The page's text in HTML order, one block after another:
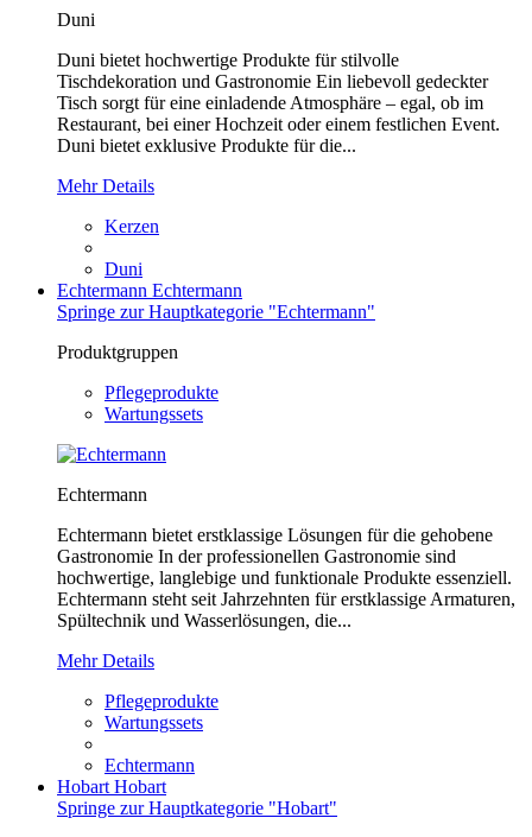
Duni
Duni bietet hochwertige Produkte für stilvolle
Tischdekoration und Gastronomie Ein liebevoll gedeckter
Tisch sorgt für eine einladende Atmosphäre – egal, ob im
Restaurant, bei einer Hochzeit oder einem festlichen Event.
Duni bietet exklusive Produkte für die...
Mehr Details
Kerzen
Duni
Echtermann Echtermann
Springe zur Hauptkategorie "Echtermann"
Produktgruppen
Pflegeprodukte
Wartungssets
Echtermann
Echtermann bietet erstklassige Lösungen für die gehobene
Gastronomie In der professionellen Gastronomie sind
hochwertige, langlebige und funktionale Produkte essenziell.
Echtermann steht seit Jahrzehnten für erstklassige Armaturen,
Spültechnik und Wasserlösungen, die...
Mehr Details
Pflegeprodukte
Wartungssets
Echtermann
Hobart Hobart
Springe zur Hauptkategorie "Hobart"